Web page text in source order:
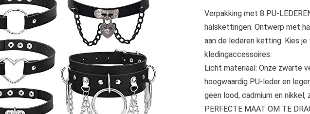
Verpakking met 8 PU-
halskettingen. Ontwerp met
aan de lederen ketting. Kies
kledingaccessoires.
Licht materiaal: Onze zwarte
hoogwaardig PU-leder en
geen lood, cadmium en
PERFECTE MAAT OM TE